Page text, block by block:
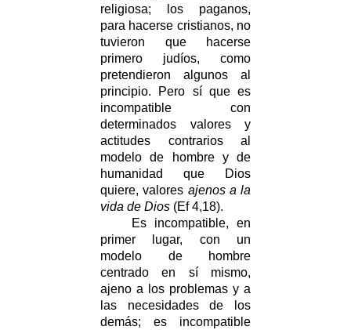
religiosa; los paganos,
para hacerse cristianos, no
tuvieron que hacerse
primero judíos, como
pretendieron algunos al
principio. Pero sí que es
incompatible con
determinados valores y
actitudes contrarios al
modelo de hombre y de
humanidad que Dios
quiere, valores ajenos a la
vida de Dios (Ef 4,18).
Es incompatible, en
primer lugar, con un
modelo de hombre
centrado en sí mismo,
ajeno a los problemas y a
las necesidades de los
demás; es incompatible